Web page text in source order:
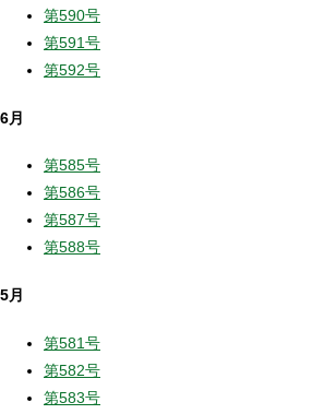
第590号
第591号
第592号
6月
第585号
第586号
第587号
第588号
5月
第581号
第582号
第583号